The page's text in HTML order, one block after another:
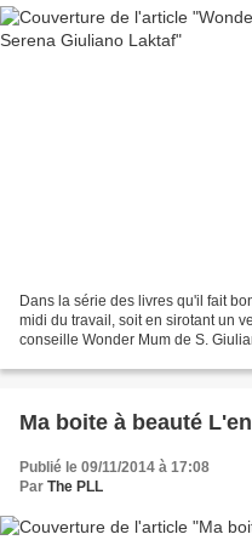
Dans la série des livres qu'il fait
midi du travail, soit en sirotant un
conseille Wonder Mum de S.
Ma boite à beauté
Publié le 09/11/2014 à 17:08
Par The PLL